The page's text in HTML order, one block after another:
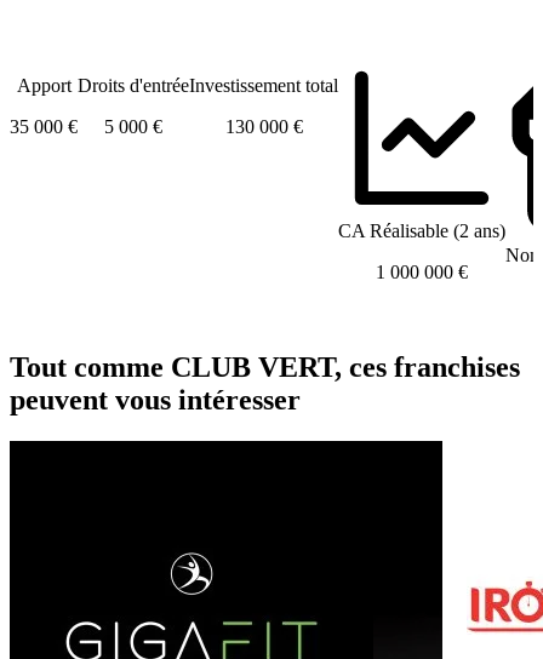
Apport
35 000 €
Droits d'entrée
5 000 €
Investissement total
130 000 €
CA Réalisable (2 ans)
1 000 000 €
Tout comme CLUB VERT, ces franchises
peuvent vous intéresser